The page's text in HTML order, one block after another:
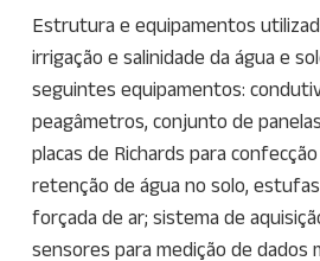
Estrutura e equipamentos
irrigação e salinidade da água e
seguintes equipamentos:
peagâmetros, conjunto de
placas de Richards para
retenção de água no solo,
forçada de ar; sistema de
sensores para medição de dados